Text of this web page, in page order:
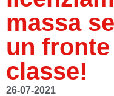
massa
un
classe!
26-07-2021